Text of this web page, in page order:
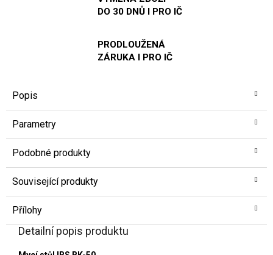
DO 30 DNŮ I PRO IČ
PRODLOUŽENÁ
ZÁRUKA I PRO IČ
Popis
Parametry
Podobné produkty
Související produkty
Přílohy
Detailní popis produktu